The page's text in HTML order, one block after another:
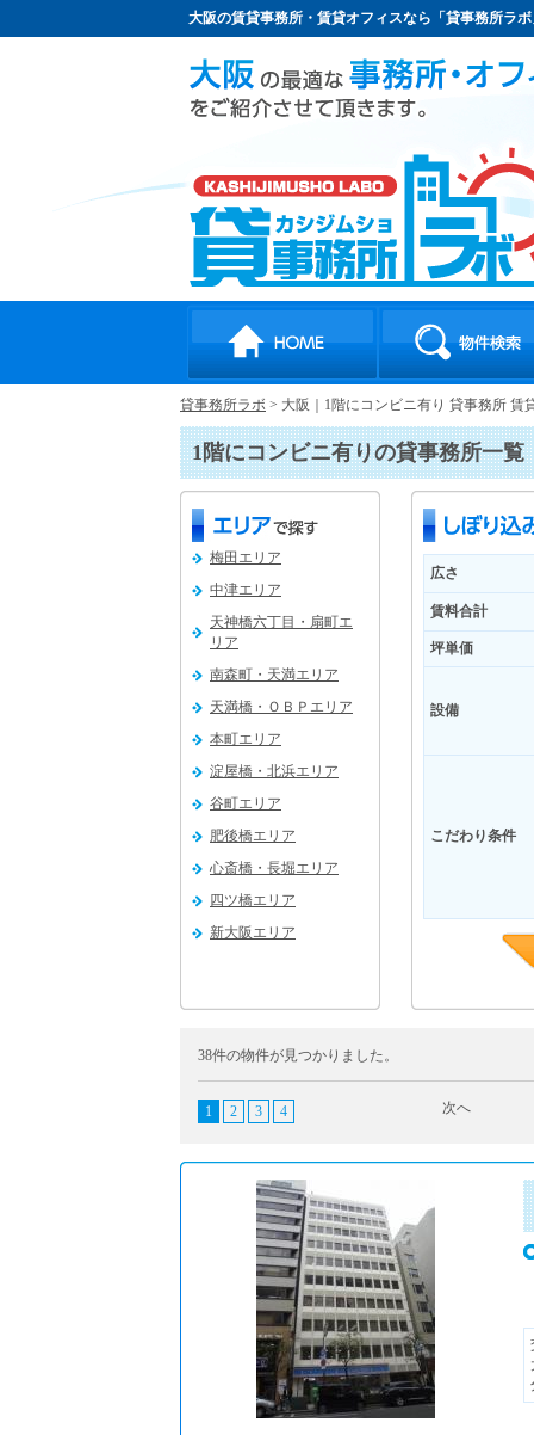
大阪の賃貸事務所・賃貸オフィスなら「貸事務所ラ
貸事務所ラボ > 大阪｜1階にコンビニ有り 貸事務所 賃
1階にコンビニ有りの貸事務所一覧
梅田エリア
中津エリア
天神橋六丁目・扇町エ
リア
南森町・天満エリア
天満橋・ＯＢＰエリア
本町エリア
淀屋橋・北浜エリア
谷町エリア
肥後橋エリア
心斎橋・長堀エリア
四ツ橋エリア
新大阪エリア
広さ
賃料合計
坪単価
設備
こだわり条件
38件の物件が見つかりました。
1 2 3 4 次へ